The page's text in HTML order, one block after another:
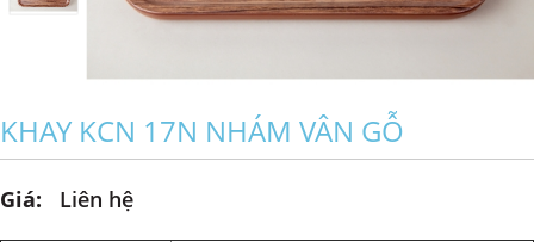
KHAY KCN 17N NHÁM VÂN GỖ
Giá: Liên hệ